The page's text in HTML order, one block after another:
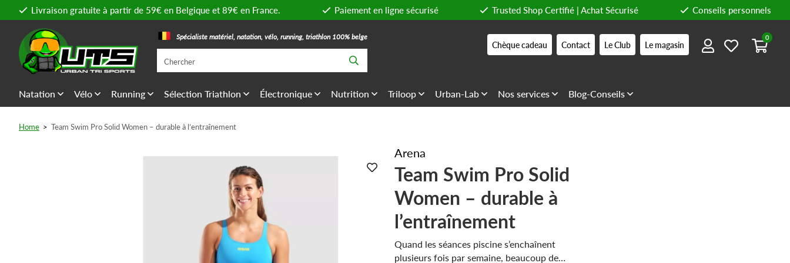
Livraison gratuite à partir de 59€ en Belgique et 89€ en France. Paiement en ligne sécurisé Trusted Shop Certifié | Achat Sécurisé Conseils personnels
Spécialiste matériel, natation, vélo, running, triathlon 100% belge
Chèque cadeau Contact Le Club Le magasin
0
Natation Vélo Running Sélection Triathlon Électronique Nutrition Triloop Urban-Lab Nos services Blog-Conseils
Home > Team Swim Pro Solid Women – durable à l’entraînement
Arena
Team Swim Pro Solid
Women – durable à
l’entraînement
Quand les séances piscine s’enchaînent
plusieurs fois par semaine, beaucoup de